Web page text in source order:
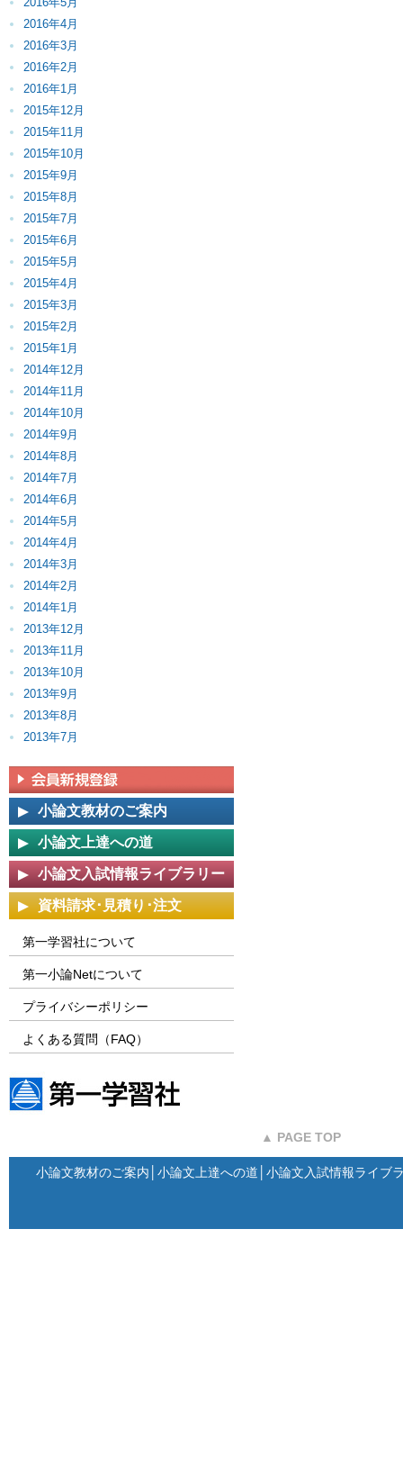
2016年4月
2016年3月
2016年2月
2016年1月
2015年12月
2015年11月
2015年10月
2015年9月
2015年8月
2015年7月
2015年6月
2015年5月
2015年4月
2015年3月
2015年2月
2015年1月
2014年12月
2014年11月
2014年10月
2014年9月
2014年8月
2014年7月
2014年6月
2014年5月
2014年4月
2014年3月
2014年2月
2014年1月
2013年12月
2013年11月
2013年10月
2013年9月
2013年8月
2013年7月
小論文教材のご案内
小論文上達への道
小論文入試情報ライブラリー
資料請求･見積り･注文
第一学習社について
第一小論Netについて
プライバシーポリシー
よくある質問（FAQ）
▲ PAGE TOP
小論文教材のご案内 小論文上達への道 小論文入試情報ライブ